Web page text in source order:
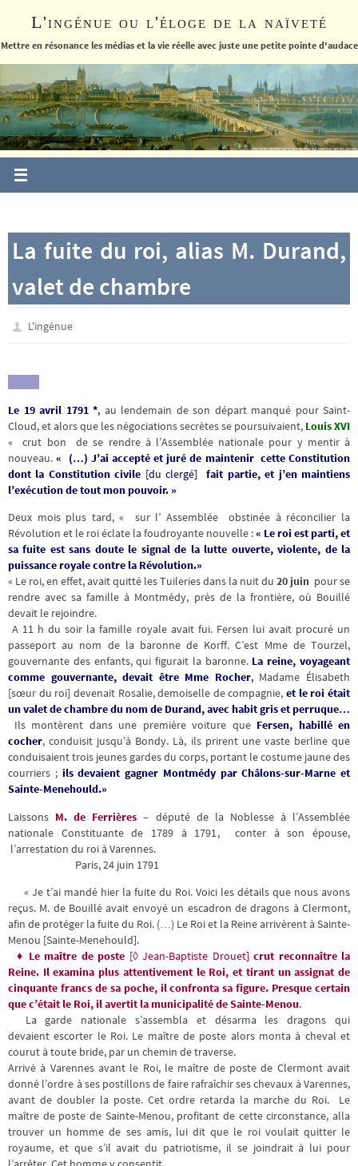
le
L'ingénue ou l'éloge de la naïveté
Mettre en résonance les médias et la vie réelle avec juste une petite pointe d'audace
La fuite du roi, alias M. Durand,
valet de chambre
L'ingénue
Le 19 avril 1791 *, au lendemain de son départ manqué pour Saint-
Cloud, et alors que les négociations secrètes se poursuivaient, Louis XVI
« crut bon de se rendre à l’Assemblée nationale pour y mentir à
nouveau. « (…) J’ai accepté et juré de maintenir cette Constitution
dont la Constitution civile [du clergé] fait partie, et j’en maintiens
l’exécution de tout mon pouvoir. »
Deux mois plus tard, « sur l’ Assemblée obstinée à réconcilier la
Révolution et le roi éclate la foudroyante nouvelle :« Le roi est parti, et
sa fuite est sans doute le signal de la lutte ouverte, violente, de la
puissance royale contre la Révolution.»
« Le roi, en effet, avait quitté les Tuileries dans la nuit du 20 juin pour se
rendre avec sa famille à Montmédy, près de la frontière, où Bouillé
devait le rejoindre.
A 11 h du soir la famille royale avait fui. Fersen lui avait procuré un
passeport au nom de la baronne de Korff. C’est Mme de Tourzel,
gouvernante des enfants, qui figurait la baronne. La reine, voyageant
comme gouvernante, devait être Mme Rocher,Madame Élisabeth
[sœur du roi] devenait Rosalie, demoiselle de compagnie,et le roi était
un valet de chambre du nom de Durand, avec habit gris et perruque…
Ils montèrent dans une première voiture queFersen, habillé en
cocher, conduisit jusqu’à Bondy. Là, ils prirent une vaste berline que
conduisaient trois jeunes gardes du corps, portant le costume jaune des
courriers ; ils devaient gagner Montmédy par Châlons-sur-Marne et
Sainte-Menehould.»
Laissons M. de Ferrières – député de la Noblesse à l’Assemblée
nationale Constituante de 1789 à 1791, conter à son épouse,
l’arrestation du roi à Varennes.
Paris, 24 juin 1791
« Je t’ai mandé hier la fuite du Roi. Voici les détails que nous avons
reçus. M. de Bouillé avait envoyé un escadron de dragons à Clermont,
afin de protéger la fuite du Roi. (…) Le Roi et la Reine arrivèrent à Sainte-
Menou [Sainte-Menehould].
♦ Le maître de poste [◊ Jean-Baptiste Drouet] crut reconnaître la
Reine. Il examina plus attentivement le Roi, et tirant un assignat de
cinquante francs de sa poche, il confronta sa figure. Presque certain
que c’était le Roi, il avertit la municipalité de Sainte-Menou.
La garde nationale s’assembla et désarma les dragons qui
devaient escorter le Roi. Le maître de poste alors monta à cheval et
courut à toute bride, par un chemin de traverse.
Arrivé à Varennes avant le Roi, le maître de poste de Clermont avait
donné l’ordre à ses postillons de faire rafraîchir ses chevaux à Varennes,
avant de doubler la poste. Cet ordre retarda la marche du Roi. Le
maître de poste de Sainte-Menou, profitant de cette circonstance, alla
trouver un homme de ses amis, lui dit que le roi voulait quitter le
royaume, et que s’il avait du patriotisme, il se joindrait à lui pour